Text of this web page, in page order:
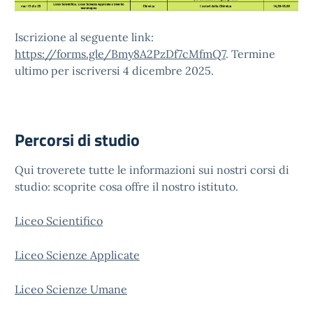
Iscrizione al seguente link:
https://forms.gle/Bmy8A2PzDf7cMfmQ7. Termine
ultimo per iscriversi 4 dicembre 2025.
Percorsi di studio
Qui troverete tutte le informazioni sui nostri corsi di
studio: scoprite cosa offre il nostro istituto.
Liceo Scientifico
Liceo Scienze Applicate
Liceo Scienze Umane